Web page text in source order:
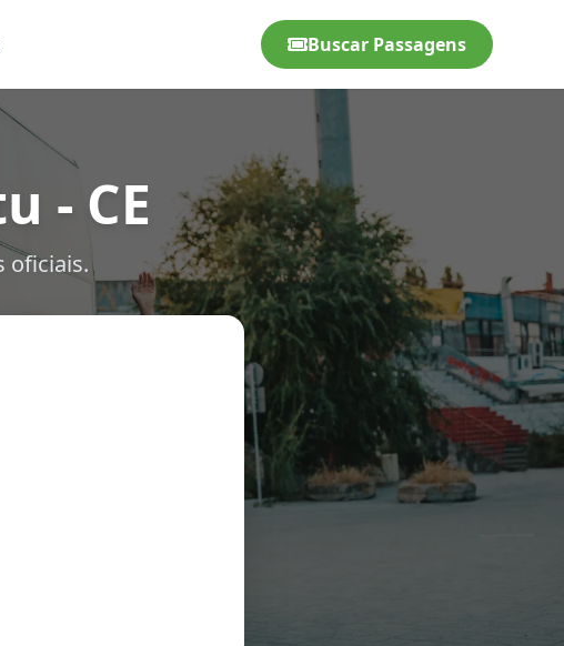
Buscar Passagens
- CE
oficiais.